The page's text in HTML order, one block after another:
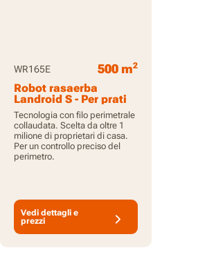
WR165E 500 m2
Robot rasaerba
Landroid S - Per prati
fino a 500 m
Tecnologia con filo perimetrale
collaudata. Scelta da oltre 1
milione di proprietari di casa.
Per un controllo preciso del
perimetro.
Vedi dettagli e
prezzi